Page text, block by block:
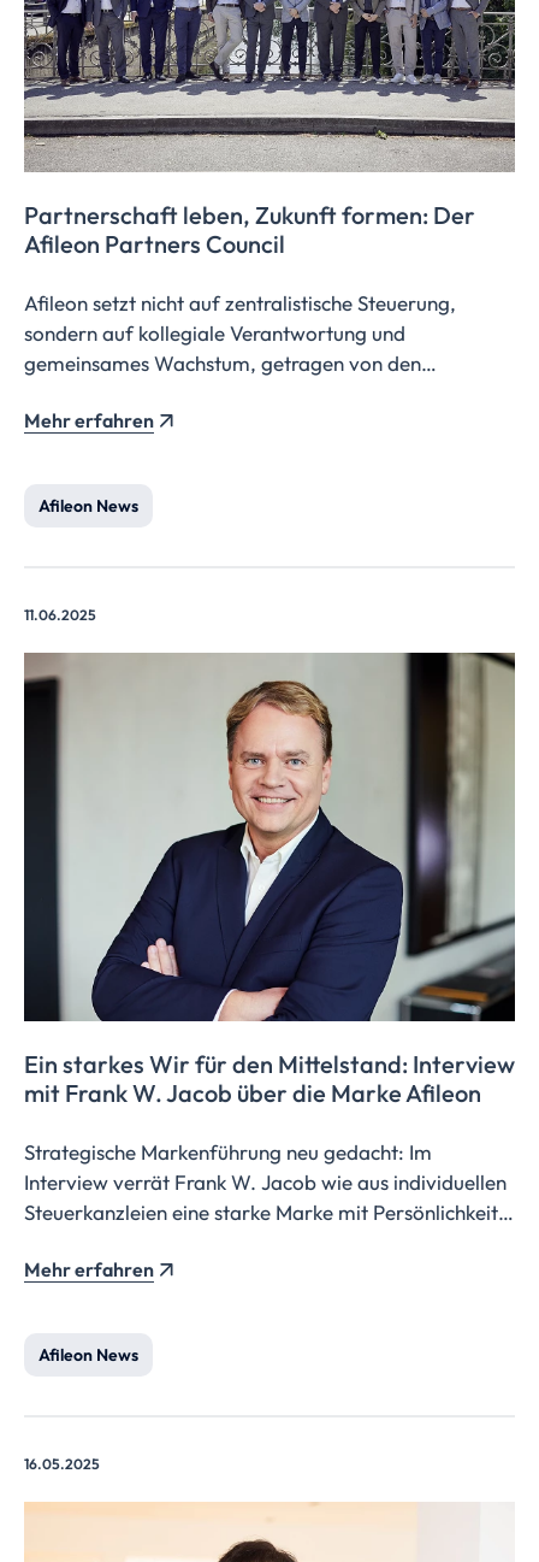
Partnerschaft leben, Zukunft formen: Der
Afileon Partners Council
Afileon setzt nicht auf zentralistische Steuerung,
sondern auf kollegiale Verantwortung und
gemeinsames Wachstum, getragen von den
Mehr erfahren
Afileon News
11.06.2025
Ein starkes Wir für den Mittelstand: Interview
mit Frank W. Jacob über die Marke Afileon
Strategische Markenführung neu gedacht: Im
Interview verrät Frank W. Jacob wie aus individuellen
Steuerkanzleien eine starke Marke mit Persönlichkeit,
Mehr erfahren
Afileon News
16.05.2025